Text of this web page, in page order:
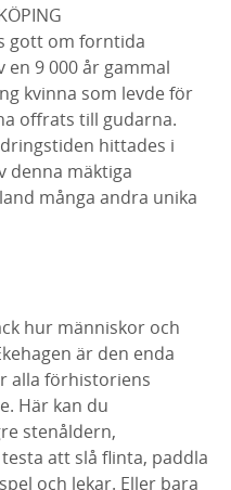
gott om forntida
9 000 år gammal
kvinna som levde för
offrats till gudarna.
hittades i
denna mäktiga
många andra unika
över!
hur människor och
är den enda
alla förhistoriens
Här kan du
stenåldern,
att slå flinta, paddla
och lekar. Eller bara